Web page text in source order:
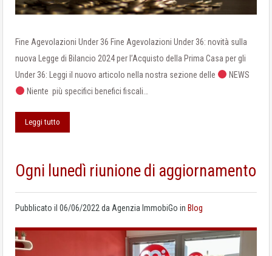
Fine Agevolazioni Under 36 Fine Agevolazioni Under 36: novità sulla
nuova Legge di Bilancio 2024 per l’Acquisto della Prima Casa per gli
Under 36: Leggi il nuovo articolo nella nostra sezione delle
NEWS
Niente più specifici benefici fiscali…
Leggi tutto
Ogni lunedì riunione di aggiornamento
Pubblicato il 06/06/2022 da Agenzia ImmobiGo in Blog